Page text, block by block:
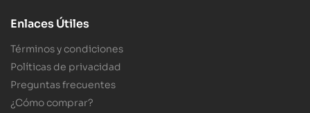
Enlaces Útiles
Términos y condiciones
Políticas de privacidad
Preguntas frecuentes
¿Cómo comprar?